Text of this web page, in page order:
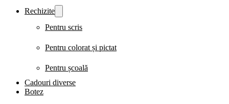
Rechizite
Pentru scris
Pentru colorat și pictat
Pentru școală
Cadouri diverse
Botez